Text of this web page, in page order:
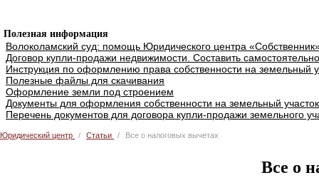
Полезная информация
Волоколамский суд: помощь Юридического центра
Договор купли-продажи недвижимости. Составить
Инструкция по оформлению права собственности на земельный
Полезные файлы для скачивания
Оформление земли под строением
Документы для оформления собственности на земельный
Перечень документов для договора купли-продажи земельного
Юридический центр Статьи Все о налоговых вычетах
Все о